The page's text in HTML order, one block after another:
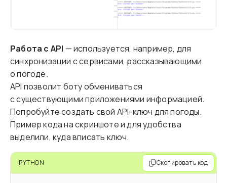
Работа с API — используется, например, для
синхронизации с сервисами, рассказывающими
о погоде.
API позволит боту обмениваться
с существующими приложениями информацией.
Попробуйте создать свой API-ключ для погоды.
Пример кода на скриншоте и для удобства
выделили, куда вписать ключ.
PYTHON Скопировать код